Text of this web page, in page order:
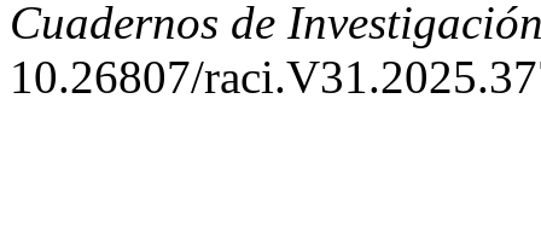
Cuadernos de
10.26807/